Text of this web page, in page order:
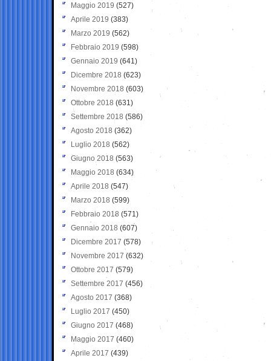
Maggio 2019 (527)
Aprile 2019 (383)
Marzo 2019 (562)
Febbraio 2019 (598)
Gennaio 2019 (641)
Dicembre 2018 (623)
Novembre 2018 (603)
Ottobre 2018 (631)
Settembre 2018 (586)
Agosto 2018 (362)
Luglio 2018 (562)
Giugno 2018 (563)
Maggio 2018 (634)
Aprile 2018 (547)
Marzo 2018 (599)
Febbraio 2018 (571)
Gennaio 2018 (607)
Dicembre 2017 (578)
Novembre 2017 (632)
Ottobre 2017 (579)
Settembre 2017 (456)
Agosto 2017 (368)
Luglio 2017 (450)
Giugno 2017 (468)
Maggio 2017 (460)
Aprile 2017 (439)